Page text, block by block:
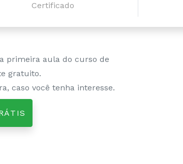
Certificado
primeira aula do curso de
gratuito.
caso você tenha interesse.
7 DIAS GRÁTIS